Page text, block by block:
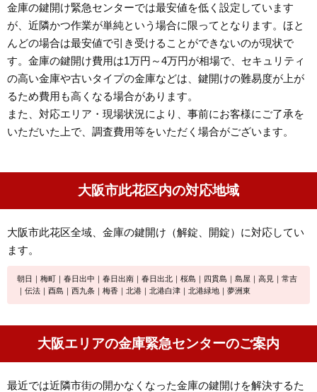
金庫の鍵開け緊急センターでは最安値を低く設定しています
が、近隣かつ作業が単純という場合に限ってとなります。ほと
んどの場合は最安値で引き受けることができないのが現状で
す。金庫の鍵開け費用は1万円～4万円が相場で、セキュリティ
の高い金庫や古いタイプの金庫などは、鍵開けの難易度が上が
るため費用も高くなる場合があります。
また、対応エリア・現場状況により、事前にお客様にご了承を
いただいた上で、調査費用等をいただく場合がございます。
大阪市此花区内の対応地域
大阪市此花区全域、金庫の鍵開け（解錠、開錠）に対応してい
ます。
朝日｜梅町｜春日出中｜春日出南｜春日出北｜桜島｜四貫島｜島屋｜高見｜常吉
｜伝法｜酉島｜西九条｜梅香｜北港｜北港白津｜北港緑地｜夢洲東
大阪エリアの金庫緊急センターのご案内
最近では近隣市街の開かなくなった金庫の鍵開けを解決するた